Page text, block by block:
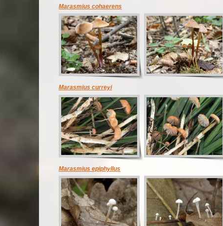
Marasmius cohaerens
Marasmius curreyi
Marasmius epiphyllus